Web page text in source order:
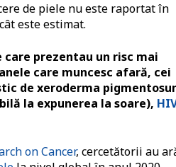
de piele nu este raportat în
este estimat.
prezentau un risc mai
care muncesc afară, cei
de xeroderma
la expunerea la soare), HIV
on Cancer, cercetătorii au